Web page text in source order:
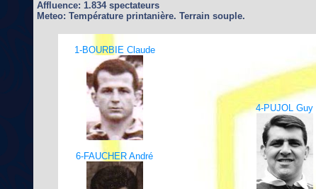
Affluence: 1.834 spectateurs
Meteo: Température printanière. Terrain souple.
1-BOURBIE Claude
4-PUJOL Guy
6-FAUCHER André